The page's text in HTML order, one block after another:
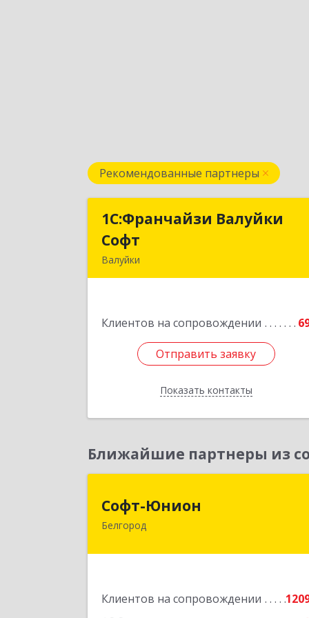
Рекомендованные партнеры
1С:Франчайзи Валуйки
Софт
Валуйки
Клиентов на сопровождении
Отправить заявку
Показать контакты
1С:Франчайзи Валуйки
Отправить заявку
Назад
Ближайшие партнеры из
Софт-Юнион
Белгород
Клиентов на сопровождении
308014, Белгородская обл, Белгород г,